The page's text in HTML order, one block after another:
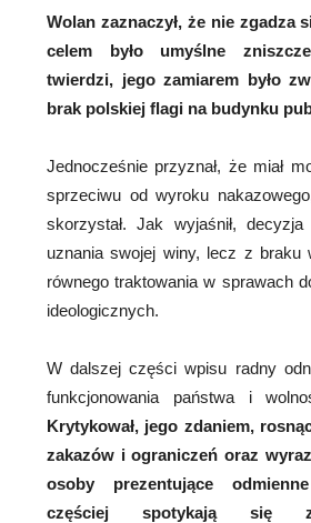
Wolan zaznaczył, że nie zgadza
celem było umyślne
twierdzi, jego zamiarem było
brak polskiej flagi na budynku
Jednocześnie przyznał, że miał
sprzeciwu od wyroku
skorzystał. Jak wyjaśnił,
uznania swojej winy, lecz z braku
równego traktowania w sprawach
ideologicznych.
W dalszej części wpisu radny
funkcjonowania państwa i
Krytykował, jego zdaniem,
zakazów i ograniczeń oraz
osoby prezentujące
częściej spotykają się z